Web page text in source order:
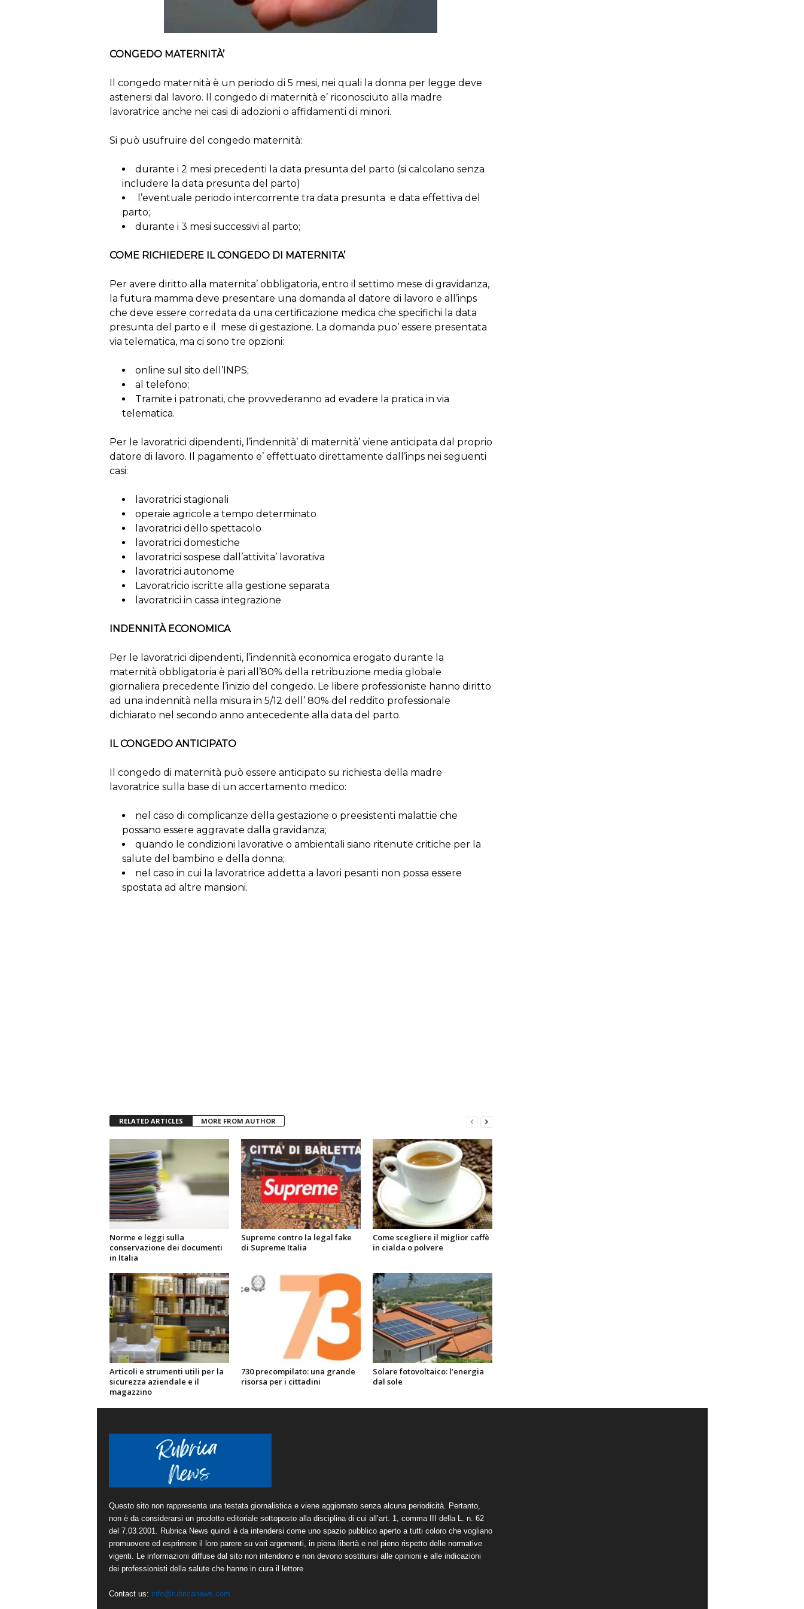
CONGEDO MATERNITÀ’
Il congedo maternità è un periodo di 5 mesi, nei quali la donna per legge deve
astenersi dal lavoro. Il congedo di maternità e’ riconosciuto alla madre
lavoratrice anche nei casi di adozioni o affidamenti di minori.
Si può usufruire del congedo maternità:
durante i 2 mesi precedenti la data presunta del parto (si calcolano senza
includere la data presunta del parto)
l’eventuale periodo intercorrente tra data presunta e data effettiva del
parto;
durante i 3 mesi successivi al parto;
COME RICHIEDERE IL CONGEDO DI MATERNITA’
Per avere diritto alla maternita’ obbligatoria, entro il settimo mese di gravidanza,
la futura mamma deve presentare una domanda al datore di lavoro e all’inps
che deve essere corredata da una certificazione medica che specifichi la data
presunta del parto e il mese di gestazione. La domanda puo’ essere presentata
via telematica, ma ci sono tre opzioni:
online sul sito dell’INPS;
al telefono;
Tramite i patronati, che provvederanno ad evadere la pratica in via
telematica.
Per le lavoratrici dipendenti, l’indennità’ di maternità’ viene anticipata dal proprio
datore di lavoro. Il pagamento e’ effettuato direttamente dall’inps nei seguenti
casi:
lavoratrici stagionali
operaie agricole a tempo determinato
lavoratrici dello spettacolo
lavoratrici domestiche
lavoratrici sospese dall’attivita’ lavorativa
lavoratrici autonome
Lavoratricio iscritte alla gestione separata
lavoratrici in cassa integrazione
INDENNITÀ ECONOMICA
Per le lavoratrici dipendenti, l’indennità economica erogato durante la
maternità obbligatoria è pari all’80% della retribuzione media globale
giornaliera precedente l’inizio del congedo. Le libere professioniste hanno diritto
ad una indennità nella misura in 5/12 dell’ 80% del reddito professionale
dichiarato nel secondo anno antecedente alla data del parto.
IL CONGEDO ANTICIPATO
Il congedo di maternità può essere anticipato su richiesta della madre
lavoratrice sulla base di un accertamento medico:
nel caso di complicanze della gestazione o preesistenti malattie che
possano essere aggravate dalla gravidanza;
quando le condizioni lavorative o ambientali siano ritenute critiche per la
salute del bambino e della donna;
nel caso in cui la lavoratrice addetta a lavori pesanti non possa essere
spostata ad altre mansioni.
RELATED ARTICLES MORE FROM AUTHOR
Norme e leggi sulla
conservazione dei documenti
in Italia
Supreme contro la legal fake
di Supreme Italia
Come scegliere il miglior caffè
in cialda o polvere
Articoli e strumenti utili per la
sicurezza aziendale e il
magazzino
730 precompilato: una grande
risorsa per i cittadini
Solare fotovoltaico: l’energia
dal sole
Questo sito non rappresenta una testata giornalistica e viene aggiornato senza alcuna periodicità. Pertanto,
non è da considerarsi un prodotto editoriale sottoposto alla disciplina di cui all’art. 1, comma III della L. n. 62
del 7.03.2001. Rubrica News quindi è da intendersi come uno spazio pubblico aperto a tutti coloro che vogliano
promuovere ed esprimere il loro parere su vari argomenti, in piena libertà e nel pieno rispetto delle normative
vigenti. Le informazioni diffuse dal sito non intendono e non devono sostituirsi alle opinioni e alle indicazioni
dei professionisti della salute che hanno in cura il lettore
Contact us: info@rubricanews.com